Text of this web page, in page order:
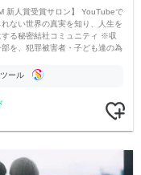
新人賞受賞サロン】 YouTubeで
ない世界の真実を知り、人生を
する秘密結社コミュニティ ※収
を、犯罪被害者・子ども達の為
ール